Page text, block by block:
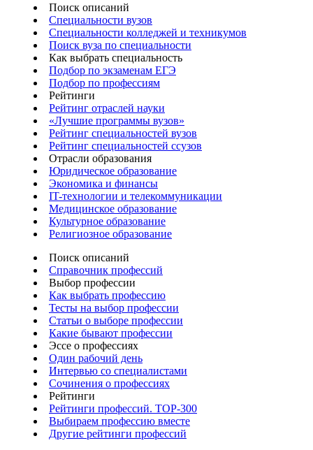
Поиск описаний
Специальности вузов
Специальности колледжей и техникумов
Поиск вуза по специальности
Как выбрать специальность
Подбор по экзаменам ЕГЭ
Подбор по профессиям
Рейтинги
Рейтинг отраслей науки
«Лучшие программы вузов»
Рейтинг специальностей вузов
Рейтинг специальностей ссузов
Отрасли образования
Юридическое образование
Экономика и финансы
IT-технологии и телекоммуникации
Медицинское образование
Культурное образование
Религиозное образование
Поиск описаний
Справочник профессий
Выбор профессии
Как выбрать профессию
Тесты на выбор профессии
Статьи о выборе профессии
Какие бывают профессии
Эссе о профессиях
Один рабочий день
Интервью со специалистами
Сочинения о профессиях
Рейтинги
Рейтинги профессий. TOP-300
Выбираем профессию вместе
Другие рейтинги профессий